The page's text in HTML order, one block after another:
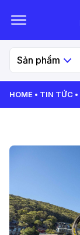
Sản phẩm
HOME TIN TỨC